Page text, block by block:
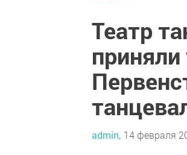
Театр
admin, 14 февраля